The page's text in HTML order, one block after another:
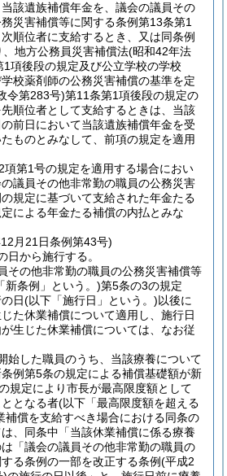
該遺族補償年金を、議会の議員その
災害補償等に関する条例第13条第1
順位者に支給するとき、又は同条例
地方公務員災害補償法(昭和42年法
1項後段の規定及び公立学校の学校
校薬剤師の公務災害補償の基準を定
令第283号)第11条第1項後段の規定の
順位者として支給するときは、当該
前日において当該遺族補償年金を受
ものとみなして、前項の規定を適用
項第1号の規定を適用する場合におい
議員その他非常勤の職員の公務災害
規定に基づいて支給された年金たる
による年金たる補償の内払とみな
月21日条例第43号)
日から施行する。
その他非常勤の職員の公務災害補償等
新条例」という。)第5条の3の規定
日(以下「施行日」という。)以後に
た休業補償について適用し、施行日
生じた休業補償については、なお従
始した職員のうち、当該療養について
例第5条の規定による補償基礎額が新
規定により市長が最高限度額として
となる者(以下「最高限度額を超える
補償を支給すべき場合における同条の
、同条中「当該休業補償に係る療養
「議会の議員その他非常勤の職員の
る条例の一部を改正する条例(平成2